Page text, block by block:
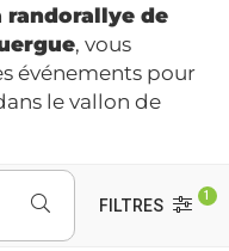
randorallye de
, vous
événements pour
le vallon de
FILTRES
1